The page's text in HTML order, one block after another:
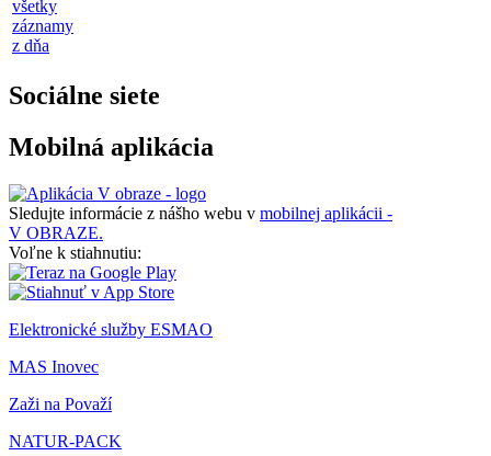
všetky
záznamy
z dňa
Sociálne siete
Mobilná aplikácia
Sledujte informácie z nášho webu v mobilnej aplikácii -
V OBRAZE.
Voľne k stiahnutiu:
Elektronické služby ESMAO
MAS Inovec
Zaži na Považí
NATUR-PACK